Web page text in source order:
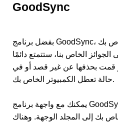
GoodSync
بفضل برنامج GoodSync، أصبح النسخ الاحتياطي للملفات على الكمبيوتر الخاص بك
الخاص بنا، ستتمتع دائمًا
قمت بحذفها عن غير قصد أو في
حالة تعطل الكمبيوتر الخاص بك.
يمكنك مع واجهة برنامج GoodSync سهلة الاستخدام نسخ ملفاتك احتياطيًا بسهولة عن
بك إلى المجلد الوجهة. وهناك